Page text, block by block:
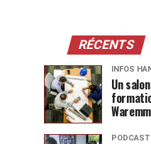
RÉCENTS
INFOS
Un
PODCAST